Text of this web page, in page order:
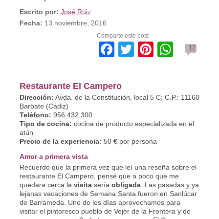
Escrito por: José Ruiz
Fecha: 13 noviembre, 2016
Comparte este post
Facebook
TwitterPinterest
12
Restaurante El Campero
Dirección: Avda. de la Constitución, local 5 C; C.P.: 11160
Barbate (Cádiz)
Teléfono: 956.432.300
Tipo de cocina: cocina de producto especializada en el
atún
Precio de la experiencia: 50 € por persona
Amor a primera vista
Recuerdo que la primera vez que leí una reseña sobre el
restaurante El Campero, pensé que a poco que me
quedara cerca la visitasería obligada. Las pasadas y ya
lejanas vacaciones de Semana Santa fueron en Sanlúcar
de Barrameda. Uno de los días aprovechamos para
visitar el pintoresco pueblo de Vejer de la Frontera y de